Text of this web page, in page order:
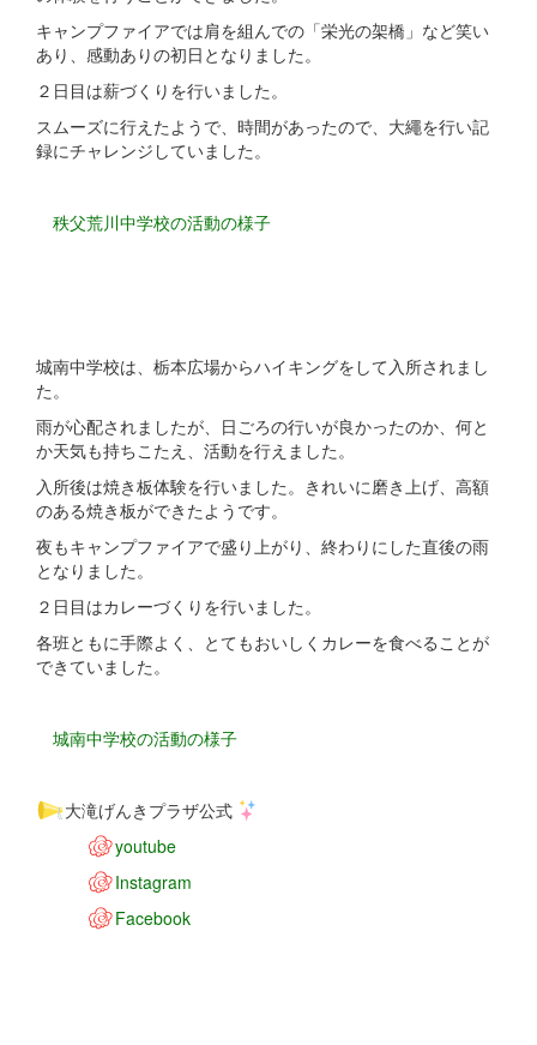
キャンプファイアでは肩を組んでの「栄光の架橋」など笑い
あり、感動ありの初日となりました。
２日目は薪づくりを行いました。
スムーズに行えたようで、時間があったので、大繩を行い記
録にチャレンジしていました。
秩父荒川中学校の活動の様子
城南中学校は、栃本広場からハイキングをして入所されまし
た。
雨が心配されましたが、日ごろの行いが良かったのか、何と
か天気も持ちこたえ、活動を行えました。
入所後は焼き板体験を行いました。きれいに磨き上げ、高額
のある焼き板ができたようです。
夜もキャンプファイアで盛り上がり、終わりにした直後の雨
となりました。
２日目はカレーづくりを行いました。
各班ともに手際よく、とてもおいしくカレーを食べることが
できていました。
城南中学校の活動の様子
大滝げんきプラザ公式
youtube
Instagram
Facebook